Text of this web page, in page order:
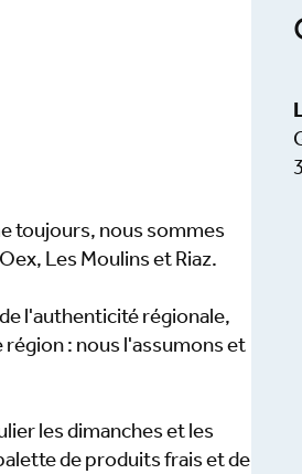
toujours, nous sommes
Les Moulins et Riaz.
l'authenticité régionale,
région : nous l'assumons et
les dimanches et les
de produits frais et de